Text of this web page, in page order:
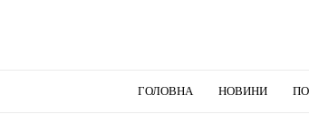
ГОЛОВНА НОВИНИ